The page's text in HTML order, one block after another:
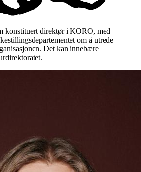
konstituert direktør i KORO, med
om å utrede
Det kan innebære